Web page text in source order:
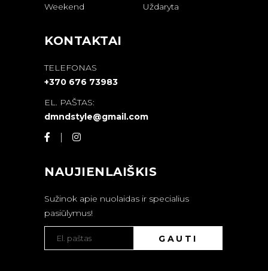
Weekend
Uždaryta
KONTAKTAI
TELEFONAS
+370 676 73983
EL. PAŠTAS:
dmndstyle@gmail.com
NAUJIENLAIŠKIS
Sužinok apie nuolaidas ir specialius
pasiūlymus!